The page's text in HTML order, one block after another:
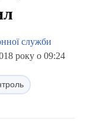
служби
року о 09:24